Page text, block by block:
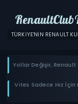
TÜRKIYE'NIN RENAULT
Yollar Değişir, Renault
Vites Sadece Hız